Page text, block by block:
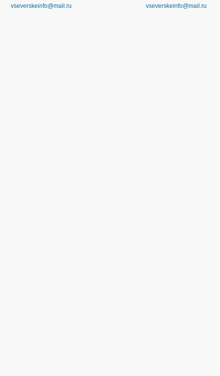
vseverskeinfo@mail.ru
vseverskeinfo@mail.ru